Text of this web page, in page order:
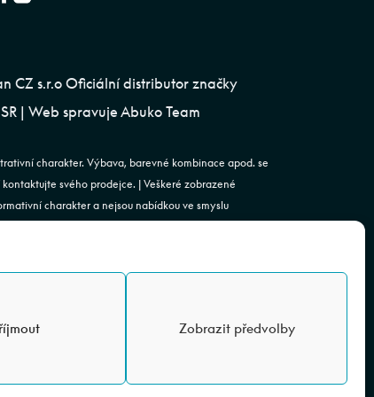
Zobrazit předvolby
CZ s.r.o Oficiální distributor značky
| Web spravujeAbuko Team
charakter. Výbava, barevné kombinace apod. se
svého prodejce. | Veškeré zobrazené
charakter a nejsou nabídkou ve smyslu